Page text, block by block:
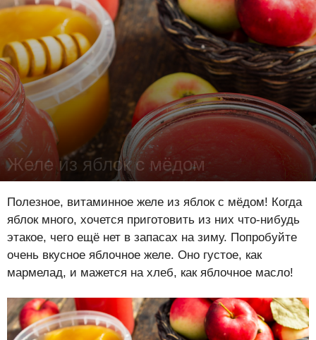
Желе из яблок с мёдом
Полезное, витаминное желе из яблок с мёдом! Когда
яблок много, хочется приготовить из них что-нибудь
этакое, чего ещё нет в запасах на зиму. Попробуйте
очень вкусное яблочное желе. Оно густое, как
мармелад, и мажется на хлеб, как яблочное масло!